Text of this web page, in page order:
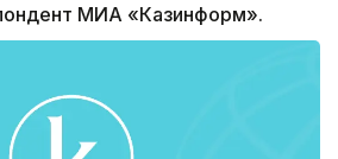
МИА «Казинформ».